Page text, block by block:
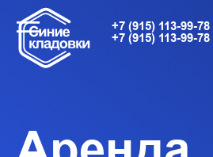
+7 (915) 113-99-78
+7 (915) 113-99-78
+7 (915) 113-99-78